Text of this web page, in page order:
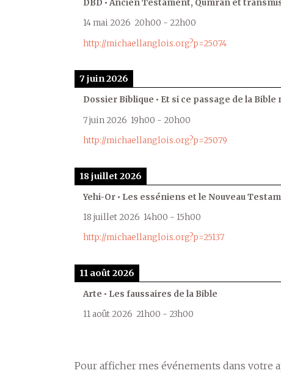
DBD • Ancien Testament, Qumrân et
14 mai 2026 20h00 - 22h00
http://michaellanglois.org?p=25074
7 juin 2026
Dossier Biblique • Et si ce passage de la Bible
7 juin 2026 19h00 - 20h00
http://michaellanglois.org?p=25079
18 juillet 2026
Yehi-Or • Les esséniens et le Nouveau
18 juillet 2026 14h00 - 15h00
http://michaellanglois.org?p=25137
11 août 2026
Arte • Les faussaires de la Bible
11 août 2026 21h00 - 23h00
Pour afficher mes événements dans votre